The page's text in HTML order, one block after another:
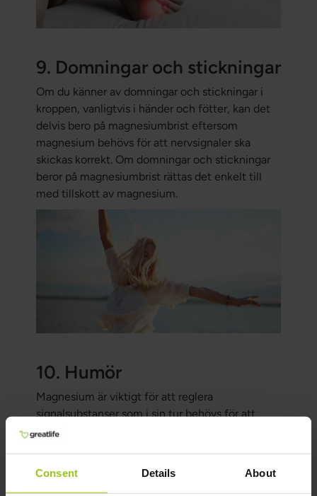
Consent Details About
9. Domningar och stickningar
Om du känner av domningar och stickningar i
kroppen, vanligtvis i händer och fötter, kan det
delvis bero på magnesiumbrist eftersom
magnesium behövs för att nervsignaler ska
skickas korrekt. Om domningar och stickningar
beror på magnesiumbrist rättas det enkelt till
med tillskott av magnesium.
10. Humör
Magnesium är viktigt för att reglera
signalsubstanser som i sin tur behövs för att
reglera bland annat vårt humör. Om man har brist
bli lättare irriterade eller får humörsvängningar.